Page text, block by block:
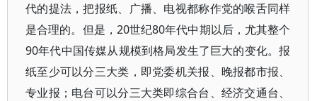
代的提法，把报纸、广播、电视都称作党的喉舌同样
是合理的。但是，20世纪80年代中期以后，尤其整个
90年代中国传媒从规模到格局发生了巨大的变化。报
纸至少可以分三大类，即党委机关报、晚报都市报、
专业报；电台可以分三大类即综合台、经济交通台、